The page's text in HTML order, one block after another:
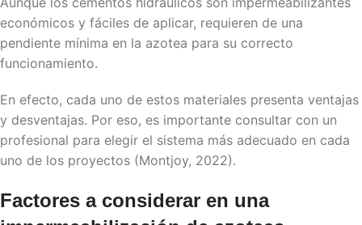
económicos y fáciles de aplicar, requieren de una
pendiente mínima en la azotea para su correcto
funcionamiento.
En efecto, cada uno de estos materiales presenta ventajas
y desventajas. Por eso, es importante consultar con un
profesional para elegir el sistema más adecuado en cada
uno de los proyectos (Montjoy, 2022).
Factores a considerar en una